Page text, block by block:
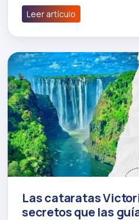
Leer artículo
Las cataratas
secretos que las